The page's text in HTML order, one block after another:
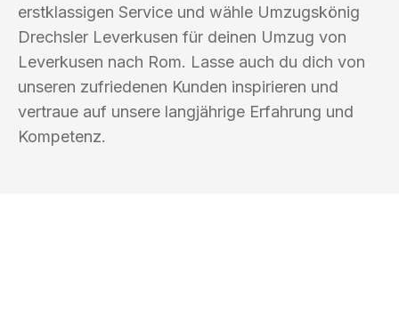
erstklassigen Service und wähle Umzugskönig
Drechsler Leverkusen für deinen Umzug von
Leverkusen nach Rom. Lasse auch du dich von
unseren zufriedenen Kunden inspirieren und
vertraue auf unsere langjährige Erfahrung und
Kompetenz.